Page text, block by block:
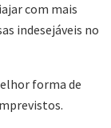
com mais
indesejáveis no
forma de